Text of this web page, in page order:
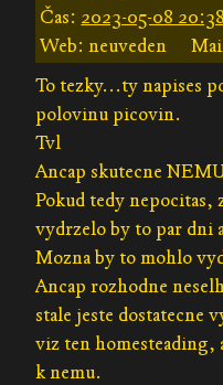
Čas: 2023-05-08
Web: neuveden
To tezky...ty napises
polovinu picovin.
Tvl
Ancap skutecne
Pokud tedy nepocitas,
vydrzelo by to par dni
Mozna by to mohlo
Ancap rozhodne
stale jeste dostatecne
viz ten
k nemu.